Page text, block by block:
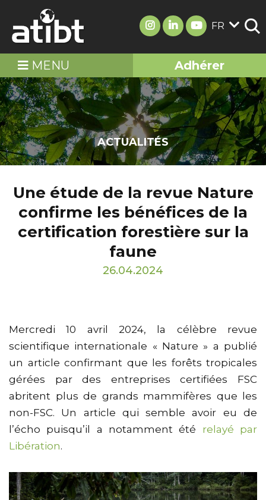
FR
MENU Adhérer
ACTUALITÉS
Une étude de la revue Nature
confirme les bénéfices de la
certification forestière sur la
faune
26.04.2024
Mercredi 10 avril 2024, la célèbre revue
scientifique internationale « Nature » a publié
un article confirmant que les forêts tropicales
gérées par des entreprises certifiées FSC
abritent plus de grands mammifères que les
non-FSC. Un article qui semble avoir eu de
l’écho puisqu’il a notamment été relayé par
Libération.